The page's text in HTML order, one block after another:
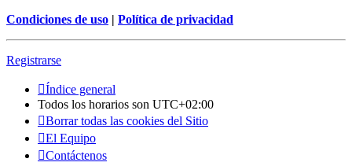
Condiciones de uso | Política de privacidad
Registrarse
Índice general
Todos los horarios son UTC+02:00
Borrar todas las cookies del Sitio
El Equipo
Contáctenos